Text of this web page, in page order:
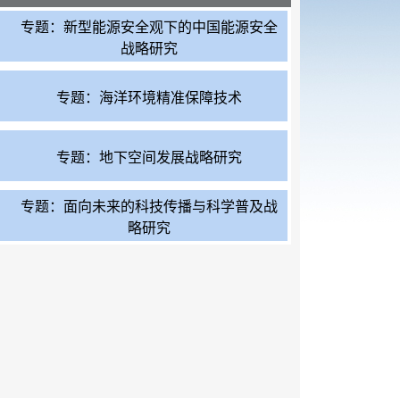
专题：新型能源安全观下的中国能源安全
战略研究
专题：海洋环境精准保障技术
专题：地下空间发展战略研究
专题：面向未来的科技传播与科学普及战
略研究